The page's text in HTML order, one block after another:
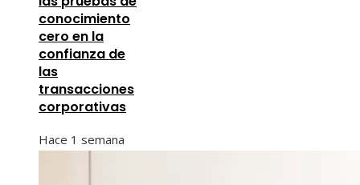
conocimiento
cero en la
confianza de
las
transacciones
corporativas
Hace 1 semana